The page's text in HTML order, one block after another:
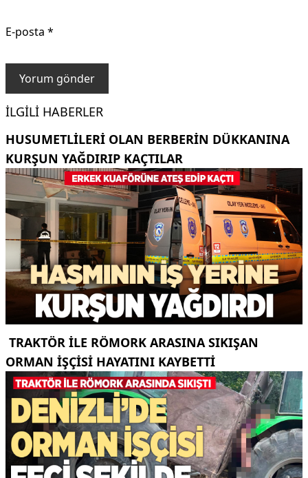
E-posta *
İLGILI HABERLER
HUSUMETLILERI OLAN BERBERIN DÜKKANINA
KURŞUN YAĞDIRIP KAÇTILAR
TRAKTÖR ILE RÖMORK ARASINA SIKIŞAN
ORMAN IŞÇISI HAYATINI KAYBETTI